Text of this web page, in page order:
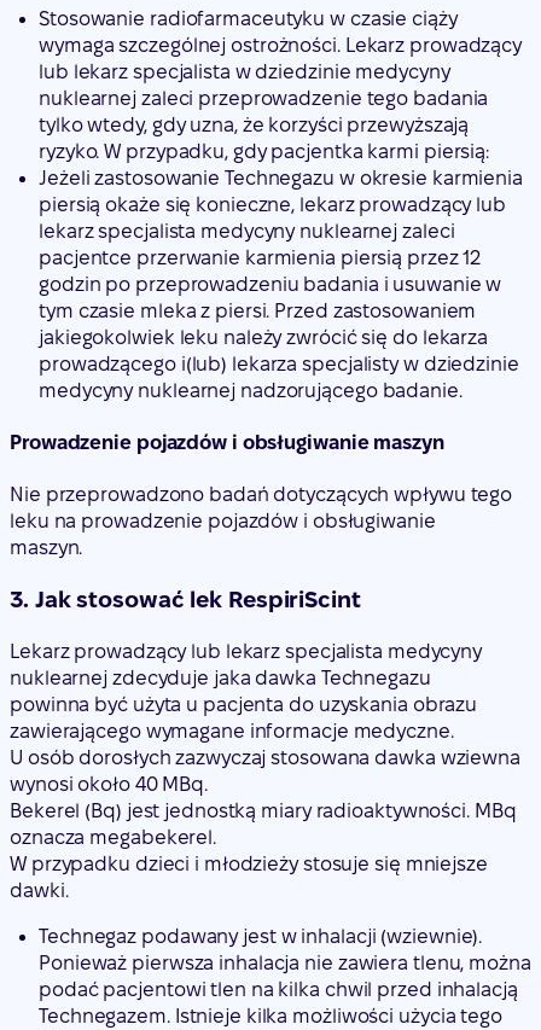
Stosowanie radiofarmaceutyku w czasie ciąży
wymaga szczególnej ostrożności. Lekarz prowadzący
lub lekarz specjalista w dziedzinie medycyny
nuklearnej zaleci przeprowadzenie tego badania
tylko wtedy, gdy uzna, że korzyści przewyższają
ryzyko. W przypadku, gdy pacjentka karmi piersią:
Jeżeli zastosowanie Technegazu w okresie karmienia
piersią okaże się konieczne, lekarz prowadzący lub
lekarz specjalista medycyny nuklearnej zaleci
pacjentce przerwanie karmienia piersią przez 12
godzin po przeprowadzeniu badania i usuwanie w
tym czasie mleka z piersi. Przed zastosowaniem
jakiegokolwiek leku należy zwrócić się do lekarza
prowadzącego i(lub) lekarza specjalisty w dziedzinie
medycyny nuklearnej nadzorującego badanie.
Prowadzenie pojazdów i obsługiwanie maszyn
Nie przeprowadzono badań dotyczących wpływu tego
leku na prowadzenie pojazdów i obsługiwanie
maszyn.
3. Jak stosować lek RespiriScint
Lekarz prowadzący lub lekarz specjalista medycyny
nuklearnej zdecyduje jaka dawka Technegazu
powinna być użyta u pacjenta do uzyskania obrazu
zawierającego wymagane informacje medyczne.
U osób dorosłych zazwyczaj stosowana dawka wziewna
wynosi około 40 MBq.
Bekerel (Bq) jest jednostką miary radioaktywności. MBq
oznacza megabekerel.
W przypadku dzieci i młodzieży stosuje się mniejsze
dawki.
Technegaz podawany jest w inhalacji (wziewnie).
Ponieważ pierwsza inhalacja nie zawiera tlenu, można
podać pacjentowi tlen na kilka chwil przed inhalacją
Technegazem. Istnieje kilka możliwości użycia tego